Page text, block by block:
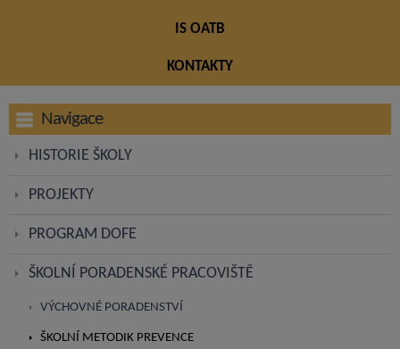
IS OATB
KONTAKTY
Navigace
HISTORIE ŠKOLY
PROJEKTY
PROGRAM DOFE
ŠKOLNÍ PORADENSKÉ PRACOVIŠTĚ
VÝCHOVNÉ PORADENSTVÍ
ŠKOLNÍ METODIK PREVENCE